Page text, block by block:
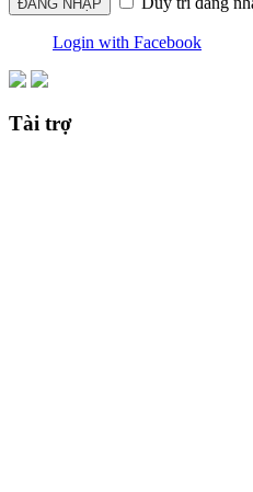
Login with Facebook
Tài trợ